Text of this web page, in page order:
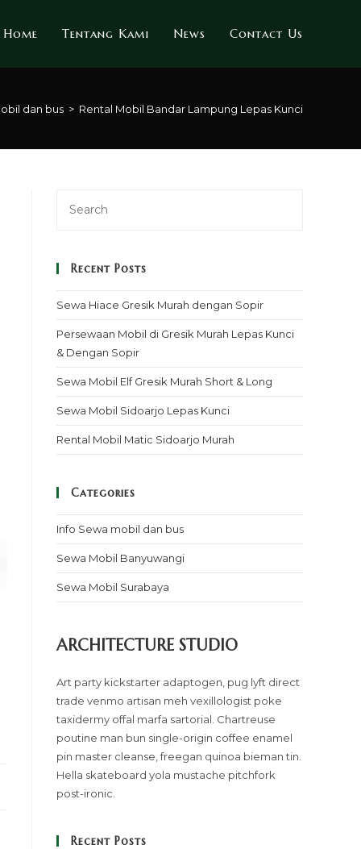
Home Tentang Kami News Contact Us
dan bus > Rental Mobil Bandar Lampung Lepas Kunci
Recent Posts
Sewa Hiace Gresik Murah dengan Sopir
Persewaan Mobil di Gresik Murah Lepas Kunci
& Dengan Sopir
Sewa Mobil Elf Gresik Murah Short & Long
Sewa Mobil Sidoarjo Lepas Kunci
Rental Mobil Matic Sidoarjo Murah
Categories
Info Sewa mobil dan bus
Sewa Mobil Banyuwangi
Sewa Mobil Surabaya
ARCHITECTURE STUDIO
Art party kickstarter adaptogen, pug lyft direct
trade venmo artisan meh vexillologist poke
taxidermy offal marfa sartorial. Chartreuse
poutine man bun single-origin coffee enamel
pin master cleanse, freegan quinoa bieman tin.
Hella skateboard yola mustache pitchfork
post-ironic.
Recent Posts